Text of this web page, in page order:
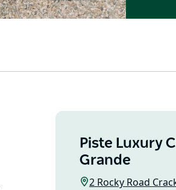
Piste Luxury
Grande
2 Rocky Road